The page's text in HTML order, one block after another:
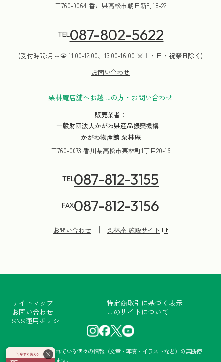
×
〒760-0064 香川県高松市朝日新町18-22
TEL087-802-5622
(受付時間:月～金 11:00-12:00、13:00-16:00 ※土・日・祝祭日除く)
お問い合わせ
栗林庵店舗へお越しの方・お問い合わせ
販売業者：
一般財団法人かがわ県産品振興機構
かがわ物産館 栗林庵
〒760-0073 香川県高松市栗林町1丁目20-16
TEL087-812-3155
FAX087-812-3156
お問い合わせ 栗林庵 施設サイト
サイトマップ
特定商取引に基づく表示
お問い合わせ
このサイトについて
SNS運用ポリシー
当サイトに掲載されている個々の情報（文章・写真・イラストなど）の無断使
用・転載を禁止します。